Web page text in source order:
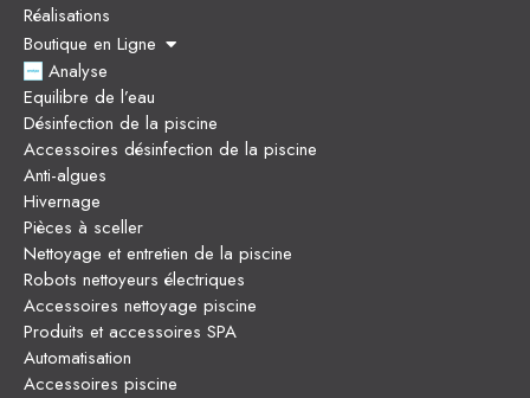
Réalisations
Boutique en Ligne
Analyse
Equilibre de l’eau
Désinfection de la piscine
Accessoires désinfection de la piscine
Anti-algues
Hivernage
Pièces à sceller
Nettoyage et entretien de la piscine
Robots nettoyeurs électriques
Accessoires nettoyage piscine
Produits et accessoires SPA
Automatisation
Accessoires piscine